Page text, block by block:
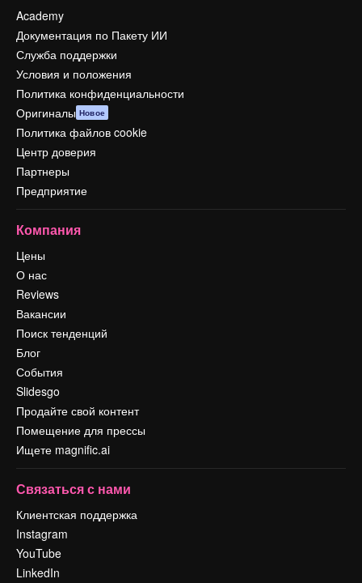
Academy
Документация по Пакету ИИ
Служба поддержки
Условия и положения
Политика конфиденциальности
Оригиналы Новое
Политика файлов cookie
Центр доверия
Партнеры
Предприятие
Компания
Цены
О нас
Reviews
Вакансии
Поиск тенденций
Блог
События
Slidesgo
Продайте свой контент
Помещение для прессы
Ищете magnific.ai
Связаться с нами
Клиентская поддержка
Instagram
YouTube
LinkedIn